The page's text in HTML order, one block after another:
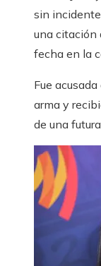
sin
una citación
fecha en la
Fue
arma y
de una